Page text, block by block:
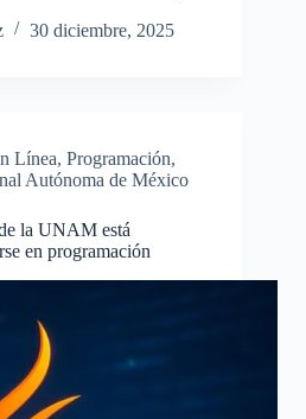
30 diciembre, 2025
Línea, Programación,
Autónoma de México
la UNAM está
en programación